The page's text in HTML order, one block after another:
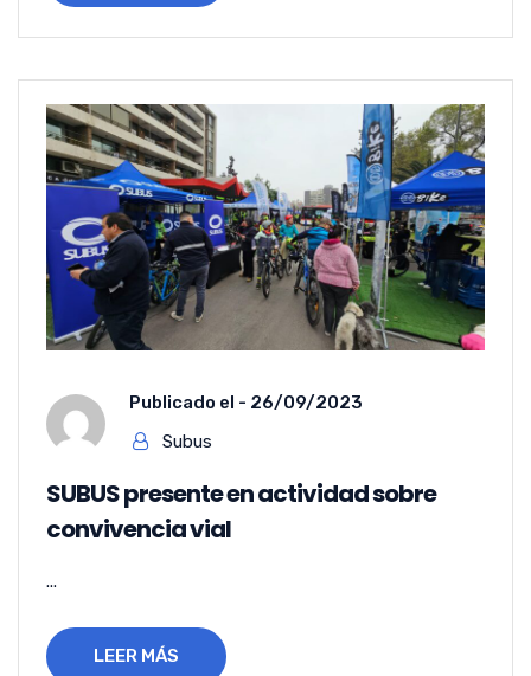
Publicado el - 26/09/2023
Subus
SUBUS presente en actividad sobre
convivencia vial
...
LEER MÁS